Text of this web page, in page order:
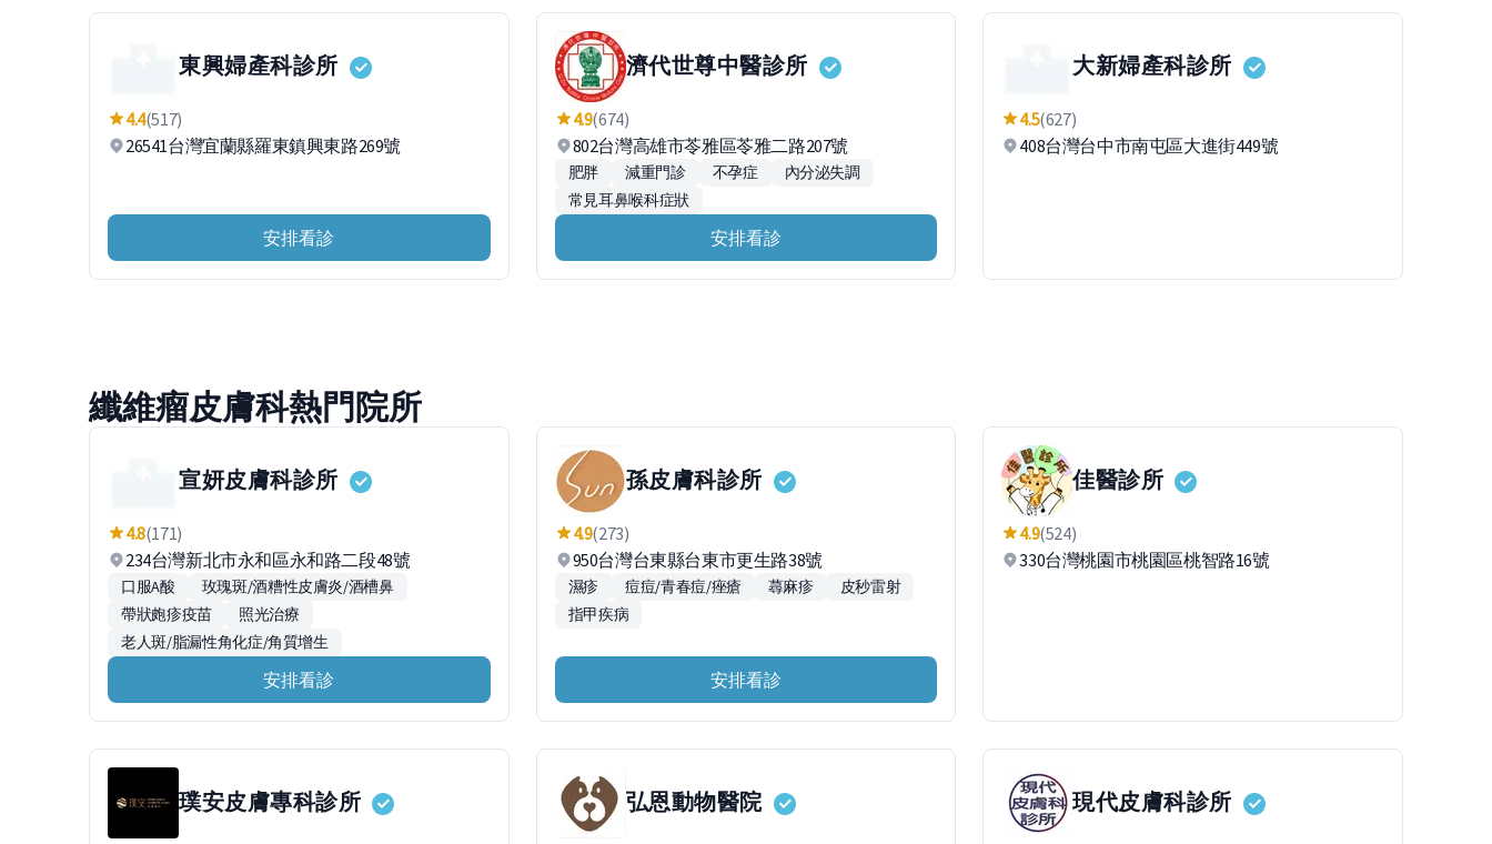
東興婦產科診所
4.4(517)
26541台灣宜蘭縣羅東鎮興東路269號
安排看診
濟代世尊中醫診所
4.9(674)
802台灣高雄市苓雅區苓雅二路207號
肥胖 減重門診 不孕症
內分泌失調
常見耳鼻喉科症狀
安排看診
大新婦產科診所
4.5(627)
408台灣台中市南屯區大進街449號
纖維瘤皮膚科熱門院所
宣妍皮膚科診所
4.8(171)
234台灣新北市永和區永和路二段48號
口服A酸
玫瑰斑/酒糟性皮膚炎/酒槽鼻
帶狀皰疹疫苗
照光治療
老人斑/脂漏性角化症/角質增生
安排看診
孫皮膚科診所
4.9(273)
950台灣台東縣台東市更生路38號
濕疹 痘痘/青春痘/痤瘡 蕁麻疹
皮秒雷射
指甲疾病
安排看診
佳醫診所
4.9(524)
330台灣桃園市桃園區桃智路16號
璞安皮膚專科診所 弘恩動物醫院 現代皮膚科診所